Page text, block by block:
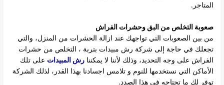
المتاجر.
صعوبة التخلص من البق وحشرات الفراش
من بين الصعوبات التي تواجهك عند ازالة الحشرات من المنزل، والتي
تجعلك في حاجة إلى شركة رش مبيدات بتربة ، التخلص من حشرات
الفراش على وجه التحديد، وذلك لأننا لا يمكننارش المبيدات على تلك
الأماكن التي نستخدمها للنوم و تلامس اجسادنا بهذا القدر، لذلك الشركة
توفر لك ما تحتاجه في هذا الصدد.